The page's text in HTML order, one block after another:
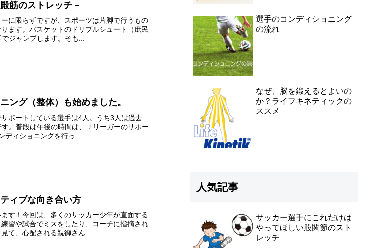
筋のストレッチ－
に限らずですが、スポーツは片脚で行うもの
ます。バスケットのドリブルシュート（庶民
ジャンプします。そも...
ング（整体）も始めました。
ポートしている選手は4人。うち3人は過去
。普段は午後の時間は、Ｊリーガーのサポー
ディショニングを行っ...
ィブな向き合い方
す！今回は、多くのサッカー少年が直面する
習や試合でミスをしたり、コーチに指摘され
て、心配される親御さん...
選手のコンディショニング
の流れ
なぜ、脳を鍛えるとよいの
か？ライフキネティックの
ススメ
人気記事
サッカー選手にこれだけは
やってほしい股関節のスト
レッチ